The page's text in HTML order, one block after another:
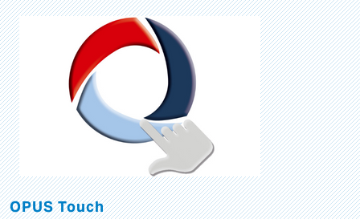
OPUS Touch